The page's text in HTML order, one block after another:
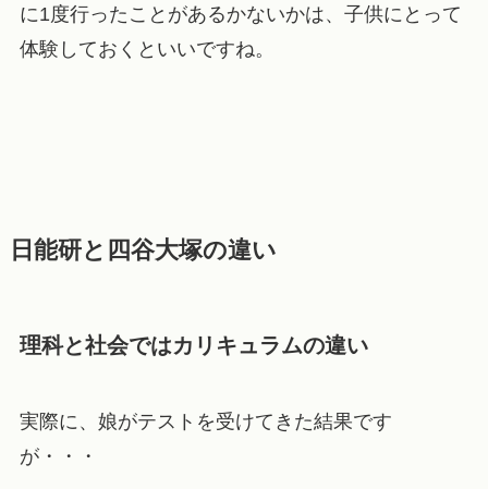
に1度行ったことがあるかないかは、子供にとって
体験しておくといいですね。
日能研と四谷大塚の違い
理科と社会ではカリキュラムの違い
実際に、娘がテストを受けてきた結果です
が・・・